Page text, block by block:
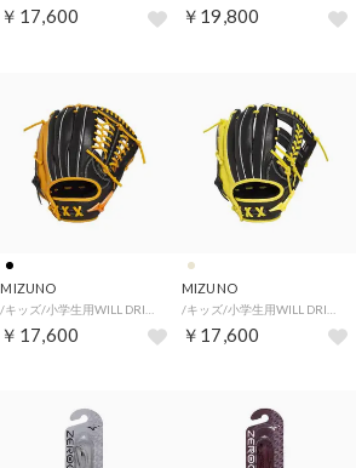
￥17,600 ￥19,800
MIZUNO
￥17,600
MIZUNO
￥17,600